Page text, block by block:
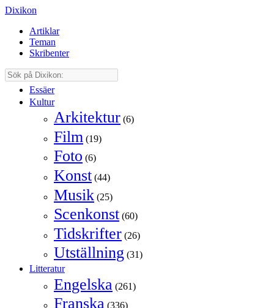
Dixikon
Artiklar
Teman
Skribenter
Essäer
Kultur
Arkitektur (6)
Film (19)
Foto (6)
Konst (44)
Musik (25)
Scenkonst (60)
Tidskrifter (26)
Utställning (31)
Litteratur
Engelska (261)
Franska (336)